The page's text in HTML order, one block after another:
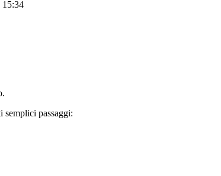
15:34
semplici passaggi: